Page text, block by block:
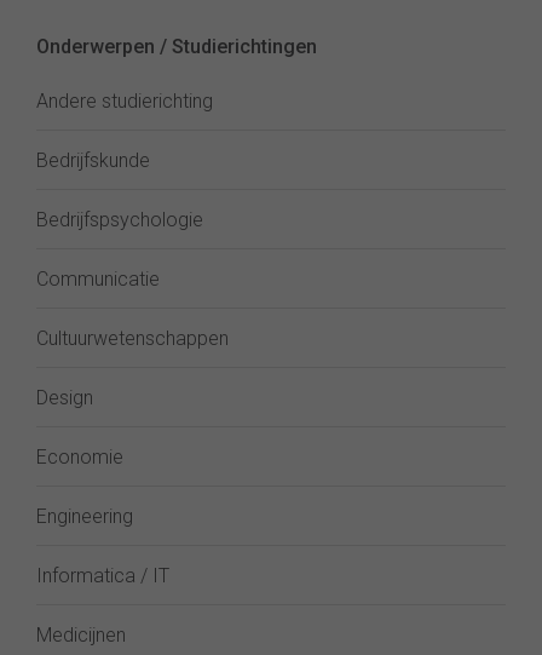
Onderwerpen / Studierichtingen
Andere studierichting
Bedrijfskunde
Bedrijfspsychologie
Communicatie
Cultuurwetenschappen
Design
Economie
Engineering
Informatica / IT
Medicijnen